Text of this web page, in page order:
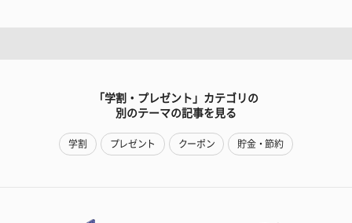
「学割・プレゼント」カテゴリの
別のテーマの記事を見る
学割 プレゼント クーポン 貯金・節約